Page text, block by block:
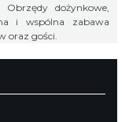
dożynkowe,
i wspólna zabawa
oraz gości.